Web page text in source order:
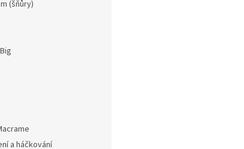
(šňůry)
a háčkování